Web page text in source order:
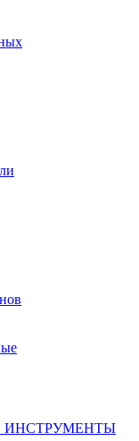
ИНСТРУМЕНТЫ